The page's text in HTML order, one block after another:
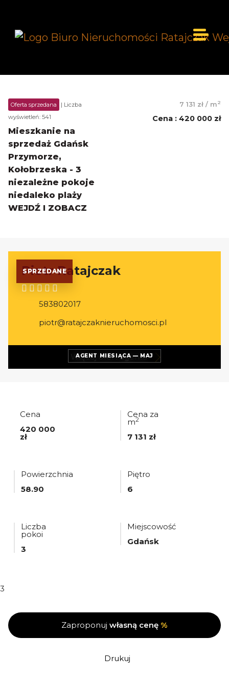
Oferta sprzedana
| Liczba
wyświetleń: 541
Mieszkanie na
sprzedaż Gdańsk
Przymorze,
Kołobrzeska - 3
niezależne pokoje
niedaleko plaży
WEJDŹ I ZOBACZ
7 131 zł / m2
Cena : 420 000 zł
SPRZEDANE
AGENT MIESIĄCA — MAJ
Piotr Ratajczak
583802017
piotr@ratajczaknieruchomosci.pl
Więcej ofertagenta
Cena
420 000
zł
Cena za
m2
7 131 zł
Powierzchnia
58.90
Piętro
6
Liczba
pokoi
3
Miejscowość
Gdańsk
3
Zaproponuj własną cenę %
Drukuj